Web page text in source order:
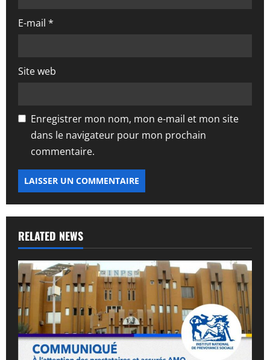
e
E-mail *
Site web
Enregistrer mon nom, mon e-mail et mon site
dans le navigateur pour mon prochain
commentaire.
RELATED NEWS